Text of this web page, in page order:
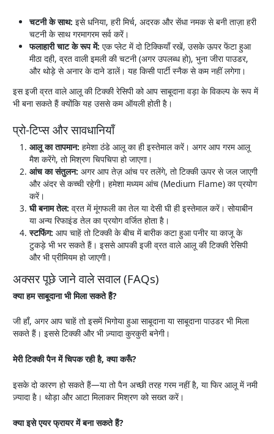
चटनी के साथ: इसे धनिया, हरी मिर्च, अदरक और सेंधा नमक से बनी ताज़ा हरी
चटनी के साथ गरमागरम सर्व करें।
फलाहारी चाट के रूप में: एक प्लेट में दो टिक्कियाँ रखें, उसके ऊपर फेंटा हुआ
मीठा दही, व्रत वाली इमली की चटनी (अगर उपलब्ध हो), भुना जीरा पाउडर,
और थोड़े से अनार के दाने डालें। यह किसी पार्टी स्नैक से कम नहीं लगेगा।
इस इजी व्रत वाले आलू की टिक्की रेसिपी को आप साबूदाना वड़ा के विकल्प के रूप में
भी बना सकते हैं क्योंकि यह उससे कम ऑयली होती है।
प्रो-टिप्स और सावधानियाँ
आलू का तापमान: हमेशा ठंडे आलू का ही इस्तेमाल करें। अगर आप गरम आलू
मैश करेंगे, तो मिश्रण चिपचिपा हो जाएगा।
आंच का संतुलन: अगर आप तेज़ आंच पर तलेंगे, तो टिक्की ऊपर से जल जाएगी
और अंदर से कच्ची रहेगी। हमेशा मध्यम आंच (Medium Flame) का प्रयोग
करें।
घी बनाम तेल: व्रत में मूंगफली का तेल या देसी घी ही इस्तेमाल करें। सोयाबीन
या अन्य रिफाइंड तेल का प्रयोग वर्जित होता है।
स्टफिंग: आप चाहें तो टिक्की के बीच में बारीक कटा हुआ पनीर या काजू के
टुकड़े भी भर सकते हैं। इससे आपकी इजी व्रत वाले आलू की टिक्की रेसिपी
और भी प्रीमियम हो जाएगी।
अक्सर पूछे जाने वाले सवाल (FAQs)
क्या हम साबूदाना भी मिला सकते हैं?
जी हाँ, अगर आप चाहें तो इसमें भिगोया हुआ साबूदाना या साबूदाना पाउडर भी मिला
सकते हैं। इससे टिक्की और भी ज़्यादा कुरकुरी बनेगी।
मेरी टिक्की पैन में चिपक रही है,क्या करूँ?
इसके दो कारण हो सकते हैं—या तो पैन अच्छी तरह गरम नहीं है, या फिर आलू में नमी
ज़्यादा है। थोड़ा और आटा मिलाकर मिश्रण को सख्त करें।
क्या इसे एयर फ्रायर में बना सकते हैं?